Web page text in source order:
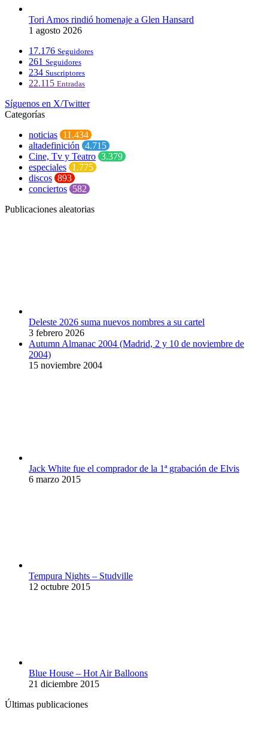
Tori Amos rindió homenaje a Glen Hansard
1 agosto 2026
17.176 Seguidores
261 Seguidores
234 Suscriptores
22.115 Entradas
Síguenos en X/Twitter
Categorías
noticias 11.434
altadefinición 4.715
Cine, Tv y Teatro 3.379
especiales 1.775
discos 893
conciertos 582
Publicaciones aleatorias
Deleste 2026 suma nuevos nombres a su cartel
3 febrero 2026
Autumn Almanac 2004 (Madrid, 2 y 10 de noviembre de
2004)
15 noviembre 2004
Jack White fue el comprador de la 1ª grabación de Elvis
6 marzo 2015
Tempura Nights – Studville
12 octubre 2015
Blue House – Hot Air Balloons
21 diciembre 2015
Últimas publicaciones